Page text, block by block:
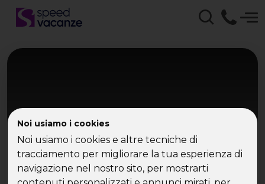
Noi usiamo i cookies
Noi usiamo i cookies e altre tecniche di
tracciamento per migliorare la tua esperienza di
navigazione nel nostro sito, per mostrarti
Mar Rosso